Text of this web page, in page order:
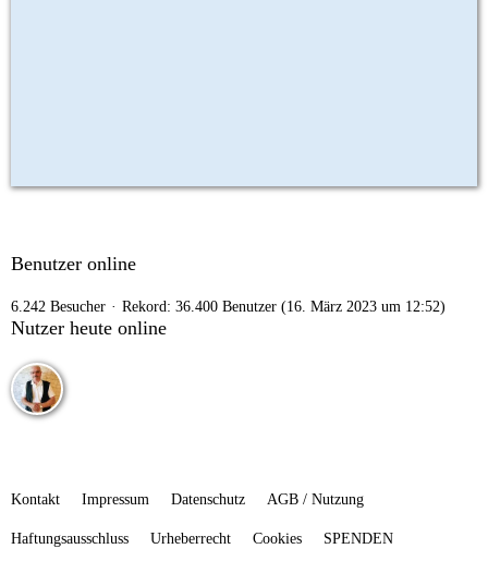
Benutzer online
6.242 Besucher Rekord: 36.400 Benutzer (16. März 2023 um 12:52)
Nutzer heute online
Kontakt Impressum Datenschutz AGB / Nutzung
Haftungsausschluss Urheberrecht Cookies SPENDEN